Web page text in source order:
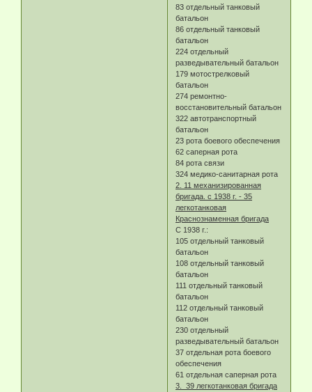
83 отдельный танковый
батальон
86 отдельный танковый
батальон
224 отдельный
разведывательный батальон
179 мотострелковый
батальон
274 ремонтно-
восстановительный батальон
322 автотранспортный
батальон
23 рота боевого обеспечения
62 саперная рота
84 рота связи
324 медико-санитарная рота
2. 11 механизированная
бригада. с 1938 г. - 35
легкотанковая
Краснознаменная бригада
С 1938 г.:
105 отдельный танковый
батальон
108 отдельный танковый
батальон
111 отдельный танковый
батальон
112 отдельный танковый
батальон
230 отдельный
разведывательный батальон
37 отдельная рота боевого
обеспечения
61 отдельная саперная рота
3. 39 легкотанковая бригада